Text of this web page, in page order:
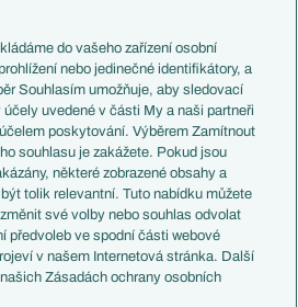
rozsireni formatu MS je tam
dat nato pozerat az po skupinach.
nových komentářích k tomuto článku,
Upozornění na nové komentáře pak
Můj EuroFotbal v pravé části hlavičky
do vašeho zařízení osobní
nebo jedinečné identifikátory, a
Souhlasím umožňuje, aby sledovací
uvedené v části My a naši partneři
poskytování. Výběrem Zamítnout
souhlasu je zakážete. Pokud jsou
některé zobrazené obsahy a
tolik relevantní. Tuto nabídku můžete
své volby nebo souhlas odvolat
předvoleb ve spodní části webové
v našem Internetová stránka. Další
Zásadách ochrany osobních